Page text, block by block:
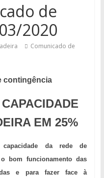
de
2020
Comunicado de
contingência
EM 25%
da rede de
bom funcionamento das
e para fazer face à